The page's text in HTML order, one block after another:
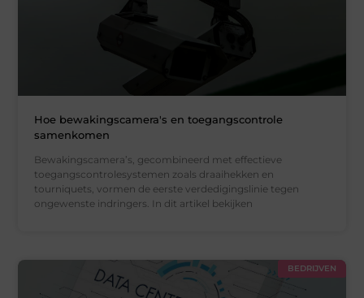
Hoe bewakingscamera's en toegangscontrole
samenkomen
Bewakingscamera’s, gecombineerd met effectieve
toegangscontrolesystemen zoals draaihekken en
tourniquets, vormen de eerste verdedigingslinie tegen
ongewenste indringers. In dit artikel bekijken
BEDRIJVEN